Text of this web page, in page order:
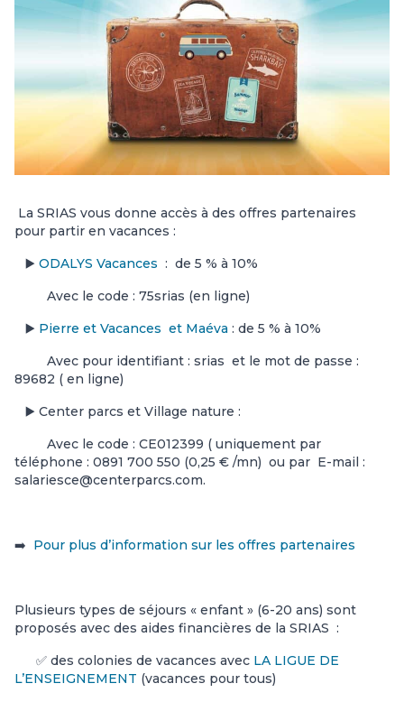
La SRIAS vous donne accès à des offres partenaires
pour partir en vacances :
▶️ ODALYS Vacances : de 5 % à 10%
Avec le code : 75srias (en ligne)
▶️ Pierre et Vacances et Maéva : de 5 % à 10%
Avec pour identifiant : srias et le mot de passe :
89682 ( en ligne)
▶️ Center parcs et Village nature :
Avec le code : CE012399 ( uniquement par
téléphone : 0891 700 550 (0,25 € /mn) ou par E-mail :
salariesce@centerparcs.com.
➡️ Pour plus d’information sur les offres partenaires
Plusieurs types de séjours « enfant » (6-20 ans) sont
proposés avec des aides financières de la SRIAS :
✅ des colonies de vacances avec LA LIGUE DE
L’ENSEIGNEMENT (vacances pour tous)